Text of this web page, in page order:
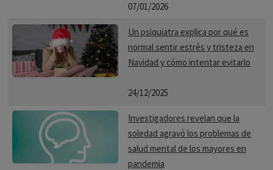
07/01/2026
Un psiquiatra explica por qué es
normal sentir estrés y tristeza en
Navidad y cómo intentar evitarlo
24/12/2025
Investigadores revelan que la
soledad agravó los problemas de
salud mental de los mayores en
pandemia